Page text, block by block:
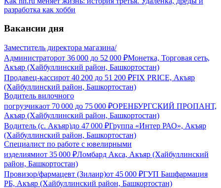
разработка как хобби
Вакансии дня
Заместитель директора магазина/
Администраторот 36 000 до 52 000 ₽Монетка, Торговая сеть,
Акъяр (Хайбуллинский район, Башкортостан)
Продавец-кассирот 40 200 до 51 200 ₽FIX PRICE, Акъяр
(Хайбуллинский район, Башкортостан)
Водитель вилочного
погрузчикаот 70 000 до 75 000 ₽ОРЕНБУРГСКИЙ ПРОПАНТ,
Акъяр (Хайбуллинский район, Башкортостан)
Водитель (с. Акъяр)до 47 000 ₽Группа «Интер РАО», Акъяр
(Хайбуллинский район, Башкортостан)
Специалист по работе с ювелирными
изделиямиот 35 000 ₽Ломбард Акса, Акъяр (Хайбуллинский
район, Башкортостан)
Провизор/фармацевт (Зилаир)от 45 000 ₽ГУП Башфармация
РБ, Акъяр (Хайбуллинский район, Башкортостан)